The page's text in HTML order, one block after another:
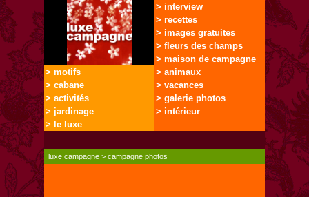
> interview
> recettes
> images gratuites
> fleurs des champs
> maison de campagne
> motifs
> cabane
> activités
> jardinage
> le luxe
> animaux
> vacances
> galerie photos
> intérieur
luxe campagne >campagne photos